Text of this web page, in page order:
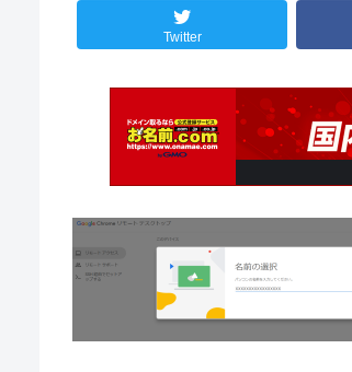
Twitter